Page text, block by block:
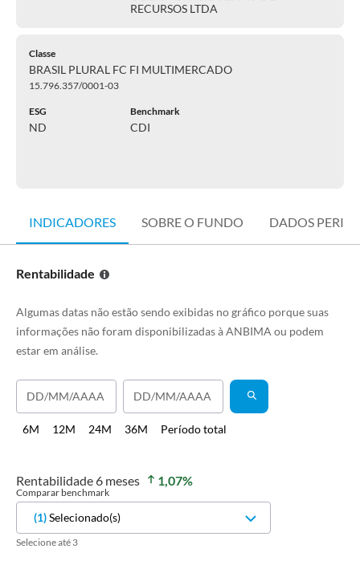
RECURSOS LTDA
Classe
BRASIL PLURAL FC FI MULTIMERCADO
15.796.357/0001-03
ESG
ND
Benchmark
CDI
INDICADORES SOBRE O FUNDO DADOS
Rentabilidade
Algumas datas não estão sendo exibidas no gráfico porque suas
informações não foram disponibilizadas à ANBIMA ou podem
estar em análise.
6M 12M 24M 36M Período total
Rentabilidade 6 meses 1,07%
Comparar benchmark
(1)Selecionado(s)
Selecione até 3